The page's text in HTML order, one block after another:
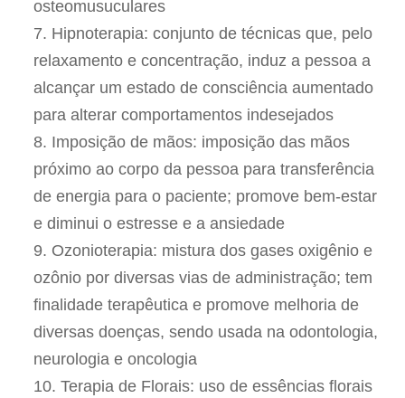
osteomusuculares
Hipnoterapia: conjunto de técnicas que, pelo
relaxamento e concentração, induz a pessoa a
alcançar um estado de consciência aumentado
para alterar comportamentos indesejados
Imposição de mãos: imposição das mãos
próximo ao corpo da pessoa para transferência
de energia para o paciente; promove bem-estar
e diminui o estresse e a ansiedade
Ozonioterapia: mistura dos gases oxigênio e
ozônio por diversas vias de administração; tem
finalidade terapêutica e promove melhoria de
diversas doenças, sendo usada na odontologia,
neurologia e oncologia
Terapia de Florais: uso de essências florais